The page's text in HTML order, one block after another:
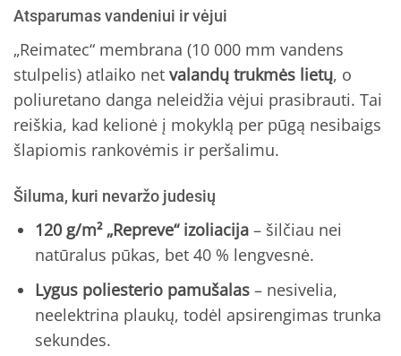
Atsparumas vandeniui ir vėjui
„Reimatec“ membrana (10 000 mm vandens
stulpelis) atlaiko net valandų trukmės lietų, o
poliuretano danga neleidžia vėjui prasibrauti. Tai
reiškia, kad kelionė į mokyklą per pūgą nesibaigs
šlapiomis rankovėmis ir peršalimu.
Šiluma, kuri nevaržo judesių
120 g/m² „Repreve“ izoliacija– šilčiau nei
natūralus pūkas, bet 40 % lengvesnė.
Lygus poliesterio pamušalas– nesivelia,
neelektrina plaukų, todėl apsirengimas trunka
sekundes.